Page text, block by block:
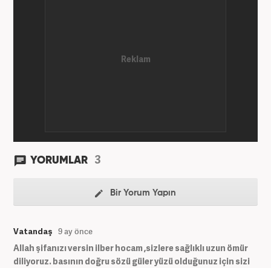
YORUMLAR 3
Bir Yorum Yapın
Vatandaş 9 ay önce
Allah şifanızı versin ilber hocam ,sizlere sağlıklı uzun ömür
diliyoruz. basının doğru sözü güler yüzü olduğunuz için sizi